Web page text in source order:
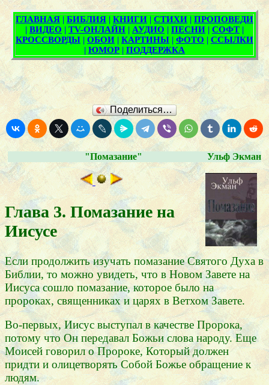
Поделиться…
"Помазание" Ульф Экман
Глава 3. Помазание на
Иисусе
Если продолжить изучать помазание Святого Духа в
Библии, то можно увидеть, что в Новом Завете на
Иисуса сошло помазание, которое было на
пророках, священниках и царях в Ветхом Завете.
Во-первых, Иисус выступал в качестве Пророка,
потому что Он передавал Божьи слова народу. Еще
Моисей говорил о Пророке, Который должен
придти и олицетворять Собой Божье обращение к
людям.